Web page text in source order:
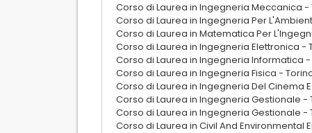
Corso di Laurea in Ingegneria Meccanica -
Corso di Laurea in Ingegneria Per
Corso di Laurea in Matematica Per
Corso di Laurea in Ingegneria Elettronica -
Corso di Laurea in Ingegneria Informatica -
Corso di Laurea in Ingegneria Fisica -
Corso di Laurea in Ingegneria Del Cinema
Corso di Laurea in Ingegneria Gestionale -
Corso di Laurea in Ingegneria Gestionale -
Corso di Laurea in Civil And Environmental